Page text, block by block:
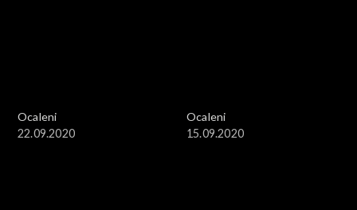
Ocaleni
22.09.2020
Ocaleni
15.09.2020